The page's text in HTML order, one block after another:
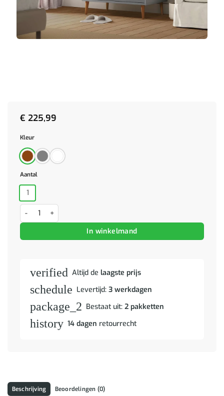
€ 225,99
Kleur
Aantal
1
Kledingkast MOLDE 90x55x175 cm massief grenenhout grijs aantal
In winkelmand
verified Altijd de laagste prijs
schedule Levertijd: 3 werkdagen
package_2 Bestaat uit: 2 pakketten
history 14 dagen retourrecht
Beschrijving Beoordelingen (0)